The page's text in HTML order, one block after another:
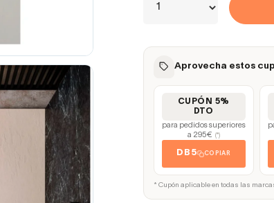
Aprovecha estos
CUPÓN 5%
DTO
para pedidos superiores
a 295€
(*)
DB5 COPIAR
* Cupón aplicable en todas las marcas